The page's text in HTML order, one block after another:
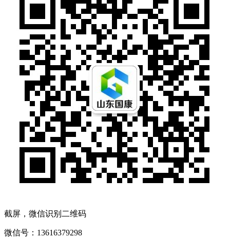
截屏，微信识别二维码
微信号： 13616379298